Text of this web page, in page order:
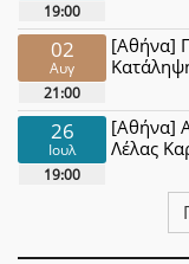
19:00
02
Αυγ
21:00
[Αθήνα]
26
Ιουλ
19:00
[Αθήνα]
Λέλας